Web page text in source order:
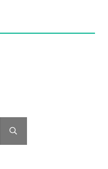
Submit search